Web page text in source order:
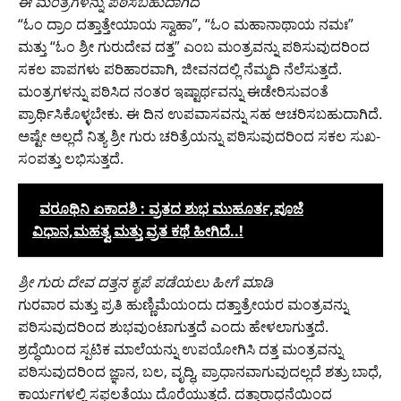
“ಓಂ ದ್ರಾಂ ದತ್ತಾತ್ತೇಯಾಯ ಸ್ವಾಹಾ”, “ಓಂ ಮಹಾನಾಥಾಯ ನಮಃ”
ಮತ್ತು “ಓಂ ಶ್ರೀ ಗುರುದೇವ ದತ್ತ” ಎಂಬ ಮಂತ್ರವನ್ನು ಪಠಿಸುವುದರಿಂದ
ಸಕಲ ಪಾಪಗಳು ಪರಿಹಾರವಾಗಿ, ಜೀವನದಲ್ಲಿ ನೆಮ್ಮದಿ ನೆಲೆಸುತ್ತದೆ.
ಮಂತ್ರಗಳನ್ನು ಪಠಿಸಿದ ನಂತರ ಇಷ್ಟಾರ್ಥವನ್ನು ಈಡೇರಿಸುವಂತೆ
ಪ್ರಾರ್ಥಿಸಿಕೊಳ್ಳಬೇಕು. ಈ ದಿನ ಉಪವಾಸವನ್ನು ಸಹ ಆಚರಿಸಬಹುದಾಗಿದೆ.
ಅಷ್ಟೇ ಅಲ್ಲದೆ ನಿತ್ಯ ಶ್ರೀ ಗುರು ಚರಿತ್ರೆಯನ್ನು ಪಠಿಸುವುದರಿಂದ ಸಕಲ ಸುಖ-
ಸಂಪತ್ತು ಲಭಿಸುತ್ತದೆ.
ವರೂಥಿನಿ ಏಕಾದಶಿ : ವ್ರತದ ಶುಭ ಮುಹೂರ್ತ,ಪೂಜೆ
ವಿಧಾನ,ಮಹತ್ವ ಮತ್ತು ವ್ರತ ಕಥೆ ಹೀಗಿದೆ..!
ಶ್ರೀ ಗುರು ದೇವ ದತ್ತನ ಕೃಪೆ ಪಡೆಯಲು ಹೀಗೆ ಮಾಡಿ
ಗುರವಾರ ಮತ್ತು ಪ್ರತಿ ಹುಣ್ಣಿಮೆಯಂದು ದತ್ತಾತ್ರೇಯರ ಮಂತ್ರವನ್ನು
ಪಠಿಸುವುದರಿಂದ ಶುಭವುಂಟಾಗುತ್ತದೆ ಎಂದು ಹೇಳಲಾಗುತ್ತದೆ.
ಶ್ರದ್ಧೆಯಿಂದ ಸ್ಪಟಿಕ ಮಾಲೆಯನ್ನು ಉಪಯೋಗಿಸಿ ದತ್ತ ಮಂತ್ರವನ್ನು
ಪಠಿಸುವುದರಿಂದ ಜ್ಞಾನ, ಬಲ, ವೃದ್ಧಿ, ಪ್ರಾಧಾನವಾಗುವುದಲ್ಲದೆ ಶತ್ರು ಬಾಧೆ,
ಕಾರ್ಯಗಳಲ್ಲಿ ಸಫಲತೆಯು ದೊರೆಯುತ್ತದೆ. ದತ್ತಾರಾಧನೆಯಿಂದ